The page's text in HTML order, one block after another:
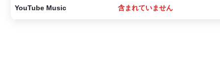
YouTube Music 含まれていません